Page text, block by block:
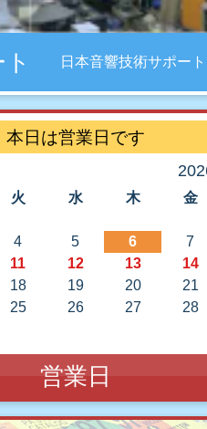
日本音響技術サポー
本日は営業日です
火 水 木 金
4 5 6
7
11 12 13
14
18 19 20
21
25 26 27
28
営業日